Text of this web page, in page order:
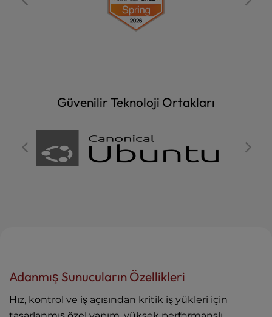
Güvenilir Teknoloji Ortakları
Adanmış Sunucuların Özellikleri
Hız, kontrol ve iş açısından kritik iş yükleri için